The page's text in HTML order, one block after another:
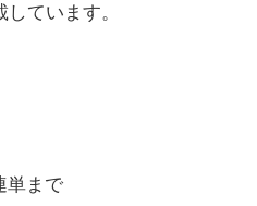
しています。
単まで